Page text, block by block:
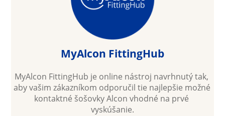
MyAlcon FittingHub
MyAlcon FittingHub je online nástroj navrhnutý tak,
aby vašim zákazníkom odporučil tie najlepšie možné
kontaktné šošovky Alcon vhodné na prvé
vyskúšanie.